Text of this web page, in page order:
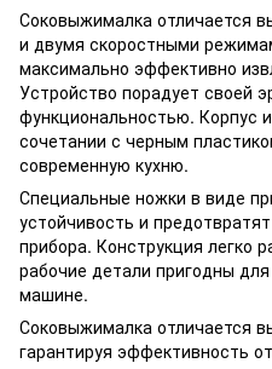
Соковыжималка отличается
и двумя скоростными
максимально эффективно
Устройство порадует своей
функциональностью. Корпус
сочетании с черным
современную кухню.
Специальные ножки в виде
устойчивость и
прибора. Конструкция легко
рабочие детали пригодны
машине.
Соковыжималка отличается
гарантируя эффективность